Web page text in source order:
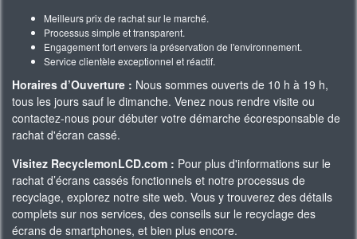
Meilleurs prix de rachat sur le marché.
Processus simple et transparent.
Engagement fort envers la préservation de l'environnement.
Service clientèle exceptionnel et réactif.
Horaires d’Ouverture : Nous sommes ouverts de 10 h à 19 h,
tous les jours sauf le dimanche. Venez nous rendre visite ou
contactez-nous pour débuter votre démarche écoresponsable de
rachat d'écran cassé.
Visitez RecyclemonLCD.com : Pour plus d'informations sur le
rachat d’écrans cassés fonctionnels et notre processus de
recyclage, explorez notre site web. Vous y trouverez des détails
complets sur nos services, des conseils sur le recyclage des
écrans de smartphones, et bien plus encore.